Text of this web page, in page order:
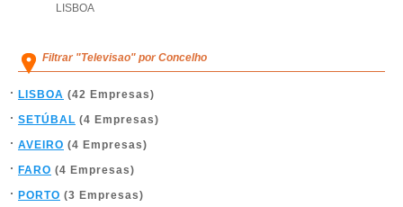
LISBOA
Filtrar "Televisao" por Concelho
LISBOA (42 Empresas)
SETÚBAL (4 Empresas)
AVEIRO (4 Empresas)
FARO (4 Empresas)
PORTO (3 Empresas)